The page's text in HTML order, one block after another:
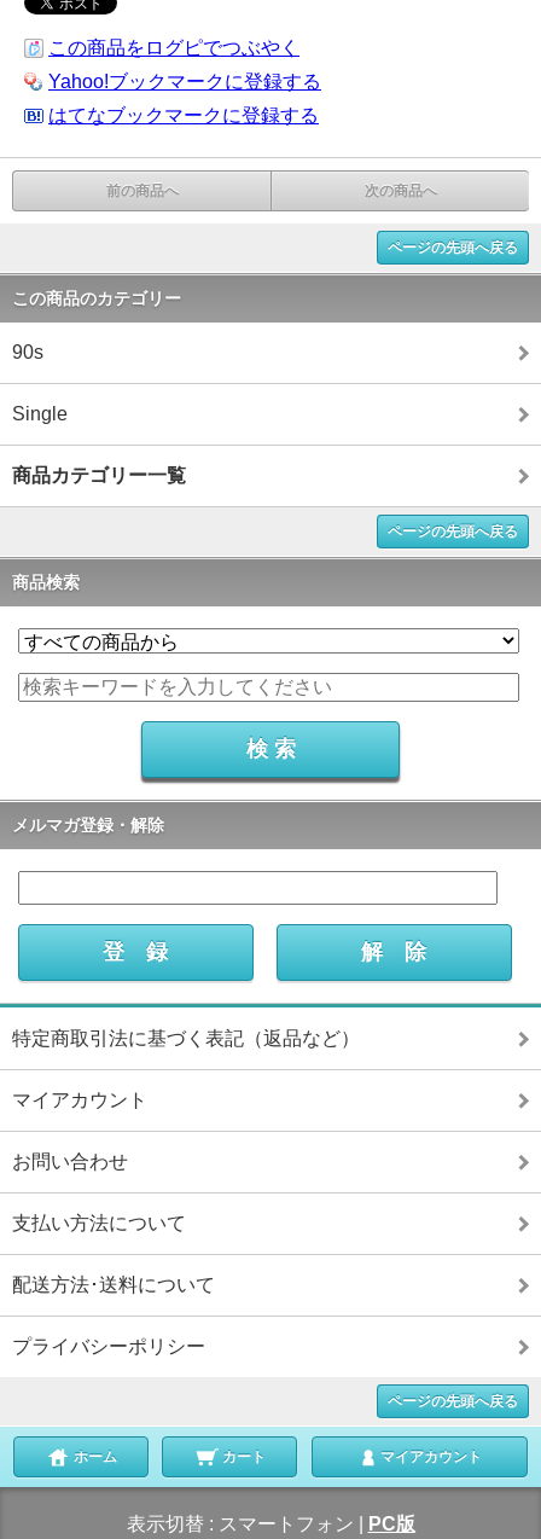
この商品をログピでつぶやく
Yahoo!ブックマークに登録する
はてなブックマークに登録する
前の商品へ 次の商品へ
ページの先頭へ戻る
この商品のカテゴリー
90s
Single
商品カテゴリー一覧
ページの先頭へ戻る
商品検索
メルマガ登録・解除
特定商取引法に基づく表記（返品など）
マイアカウント
お問い合わせ
支払い方法について
配送方法･送料について
プライバシーポリシー
ページの先頭へ戻る
ホーム カート マイアカウント
表示切替 : スマートフォン PC版